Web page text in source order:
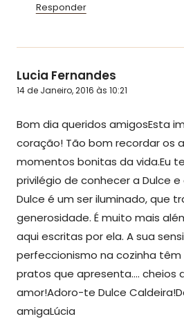
Responder
Lucia Fernandes
14 de Janeiro, 2016 às 10:21
Bom dia queridos amigosEsta
coração! Tão bom recordar os
momentos bonitas da vida.Eu
privilégio de conhecer a Dulce
Dulce é um ser iluminado, que
generosidade. É muito mais
aqui escritas por ela. A sua
perfeccionismo na cozinha
pratos que apresenta…. cheios
amor!Adoro-te Dulce
amigaLúcia